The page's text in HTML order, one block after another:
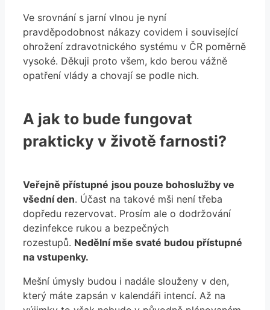
Ve srovnání s jarní vlnou je nyní
pravděpodobnost nákazy covidem i související
ohrožení zdravotnického systému v ČR poměrně
vysoké. Děkuji proto všem, kdo berou vážně
opatření vlády a chovají se podle nich.
A jak to bude fungovat
prakticky v životě farnosti?
Veřejně přístupné jsou pouze bohoslužby ve
všední den. Účast na takové mši není třeba
dopředu rezervovat. Prosím ale o dodržování
dezinfekce rukou a bezpečných
rozestupů. Nedělní mše svaté budou přístupné
na vstupenky.
Mešní úmysly budou i nadále slouženy v den,
který máte zapsán v kalendáři intencí. Až na